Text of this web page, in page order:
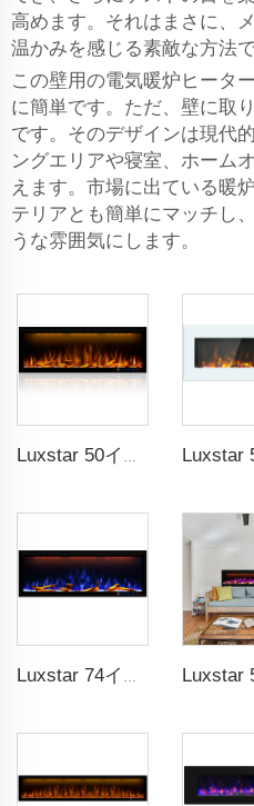
高めます。それはまさに、
温かみを感じる素敵な方法で
この壁用の電気暖炉ヒータ
に簡単です。ただ、壁に取
です。そのデザインは現代
ングエリアや寝室、ホーム
えます。市場に出ている暖
テリアとも簡単にマッチし
うな雰囲気にします。
Luxstar 50インチ LCDスマートリモコン付き装飾暖炉